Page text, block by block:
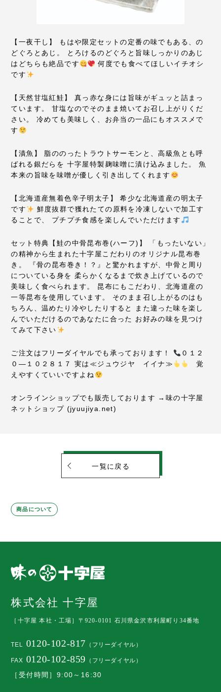
【一夜干し】
もはや限定セットの定番の味でもある、の
どぐろとあじ。
とろけるのどぐろと旨味しっかりのあじ
はどちらも絶品です
何度でも食べてほしいイチオシ
です
【天然甘塩紅鮭】
真っ赤な身には旨味がギュッと詰まっ
ています。
甘塩なのでそのまま焼いてお召し上がりくだ
さい。
冷めても美味しく、お弁当の一品にもオススメで
す
【漬魚】
脂ののったトラウトサーモンと、高級魚とも呼
ばれる銀だらを 十字屋特製麹味噌に漬け込みました。
魚
本来の旨味を味噌が優しく引き出してくれます
【北海道産無着色辛子明太子】
希少な北海道産の明太子
です
鮮度抜群で獲れたての原料を冷凍しないで加工す
ることで、
プチプチ食感を楽しんでいただけます
セット特典【鮭の中骨昆布巻(ハーフ)】
「もったいない」
の精神から生まれた十字屋こだわりのオリジナル昆布巻
き。
『骨の昆布巻き！？』と驚かれますが、中骨と周り
についている身を 柔らかくなるまで炊き上げているので
美味しく食べられます。
昆布にもこだわり、北海道産の
一等昆布を使用しています。
そのまま召し上がるのはも
ちろん、温めたり冷やしたりすると
また違った味を楽し
んでいただけるのであなたに合った お好みの味を見つけ
てみて下さい
ご注文はフリーダイヤルでも承っております！
０１２
０―１０２８１７
実は≪ジュウジヤ イイナ≫
覚
えやすくていいですよね
オンラインショップでも販売しております →味の十字屋
ネットショップ (jyuujiya.net)
一覧に戻る
商品について
株式会社 十字屋
［十字屋 本社・工場］ 〒920-0101 石川県金沢市利屋町り34番地
TEL 0120-102-817 （フリーダイヤル）
FAX 0120-102-859 （フリーダイヤル）
［受付時間］9:00～16:30